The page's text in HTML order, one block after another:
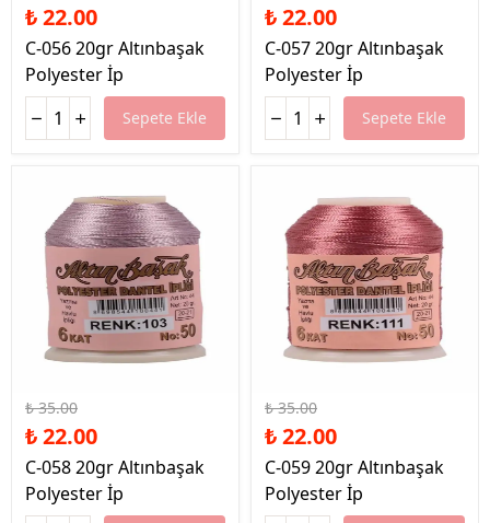
₺ 22.00
C-056 20gr Altınbaşak
Polyester İp
Sepete Ekle
₺ 22.00
C-057 20gr Altınbaşak
Polyester İp
Sepete Ekle
₺ 35.00
₺ 22.00
C-058 20gr Altınbaşak
Polyester İp
₺ 35.00
₺ 22.00
C-059 20gr Altınbaşak
Polyester İp